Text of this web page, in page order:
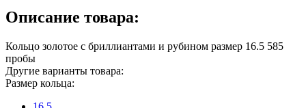
Описание товара:
Кольцо золотое с бриллиантами и рубином размер 16.5 585
пробы
Другие варианты товара:
Размер кольца: